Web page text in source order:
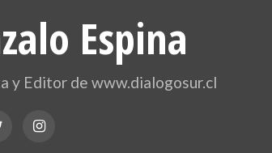
Espina
y Editor de www.dialogosur.cl